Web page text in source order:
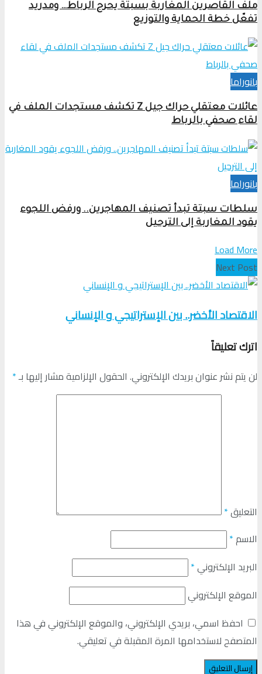
ملف القاصرين المغاربة بسبتة يحرج الرباط… ومدريد
تفعّل خطة الحماية والتوزيع
بانوراما
عائلات معتقلي حراك جيل Z تكشف مستجدات الملف في
لقاء صحفي بالرباط
بانوراما
سلطات سبتة تبدأ تصنيف المهاجرين.. ورفض اللجوء
يقود المغاربة إلى الترحيل
Load More
Next Post
الاقتصاد الأخضر.. بين الإستراتيجي و الإنساني
اترك تعليقاً
لن يتم نشر عنوان بريدك الإلكتروني. الحقول الإلزامية مشار إليها بـ*
التعليق*
الاسم*
البريد الإلكتروني*
الموقع الإلكتروني
احفظ اسمي، بريدي الإلكتروني، والموقع الإلكتروني في هذا
المتصفح لاستخدامها المرة المقبلة في تعليقي.